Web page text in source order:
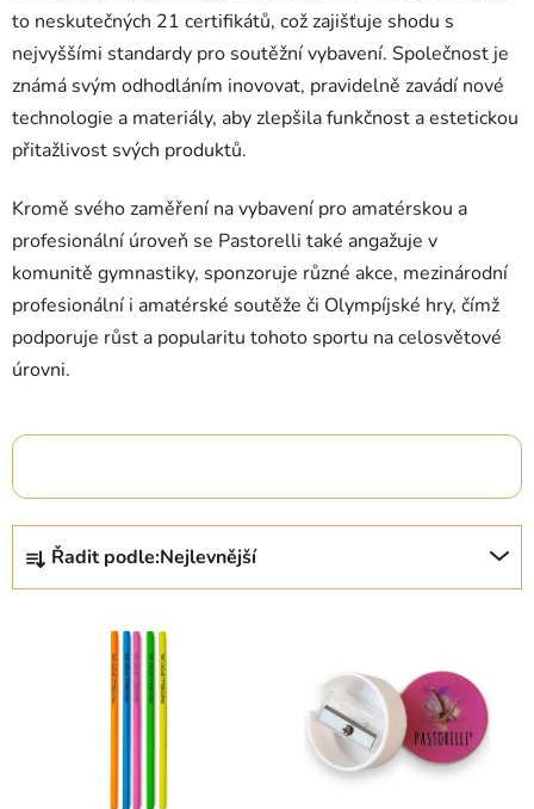
to neskutečných 21 certifikátů, což zajišťuje shodu s
nejvyššími standardy pro soutěžní vybavení. Společnost je
známá svým odhodláním inovovat, pravidelně zavádí nové
technologie a materiály, aby zlepšila funkčnost a estetickou
přitažlivost svých produktů.
Kromě svého zaměření na vybavení pro amatérskou a
profesionální úroveň se Pastorelli také angažuje v
komunitě gymnastiky, sponzoruje různé akce, mezinárodní
profesionální i amatérské soutěže či Olympíjské hry, čímž
podporuje růst a popularitu tohoto sportu na celosvětové
úrovni.
Ř
z
Řadit podle:Nejlevnější